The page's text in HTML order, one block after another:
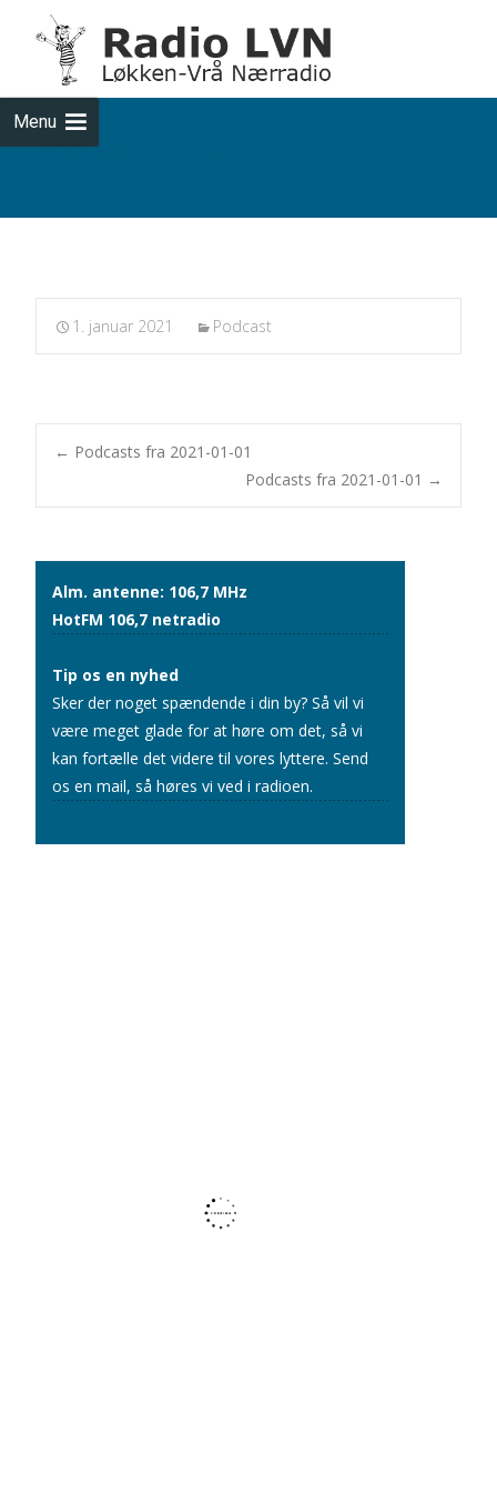
Menu
Podcasts fra 2021-01-01
1. januar 2021 Podcast
Post
← Podcasts fra 2021-01-01
Podcasts fra 2021-01-01 →
Alm. antenne: 106,7 MHz
HotFM 106,7 netradio
Tip os en nyhed
Sker der noget spændende i din by? Så vil vi
være meget glade for at høre om det, så vi
kan fortælle det videre til vores lyttere. Send
os en mail, så høres vi ved i radioen.